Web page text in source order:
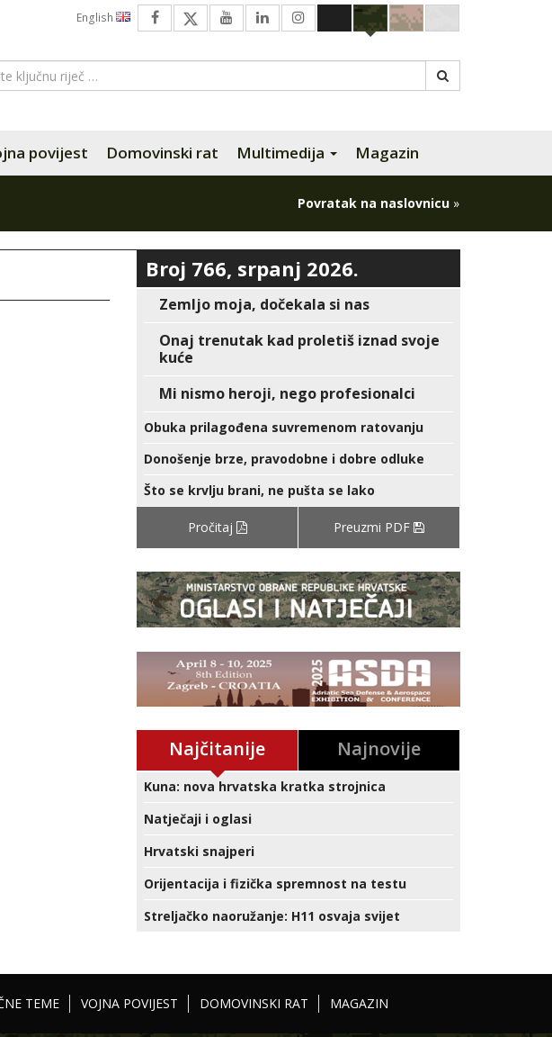
English
povijest Domovinski rat Multimedija Magazin
Povratak na naslovnicu »
Broj 766, srpanj 2026.
Zemljo moja, dočekala si nas
Onaj trenutak kad proletiš iznad svoje
kuće
Mi nismo heroji, nego profesionalci
Obuka prilagođena suvremenom ratovanju
Donošenje brze, pravodobne i dobre odluke
Što se krvlju brani, ne pušta se lako
Pročitaj Preuzmi PDF
Najčitanije Najnovije
Kuna: nova hrvatska kratka strojnica
Natječaji i oglasi
Hrvatski snajperi
Orijentacija i fizička spremnost na testu
Streljačko naoružanje: H11 osvaja svijet
TEME VOJNA POVIJEST DOMOVINSKI RAT MAGAZIN